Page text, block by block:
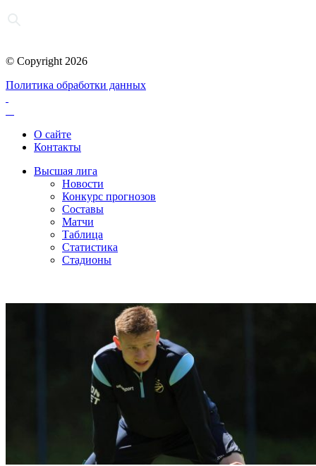
© Copyright 2026
Политика обработки данных
О сайте
Контакты
Высшая лига
Новости
Конкурс прогнозов
Составы
Матчи
Таблица
Статистика
Стадионы